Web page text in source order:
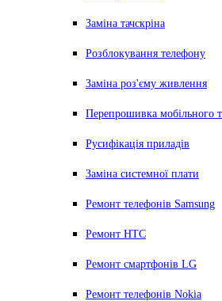
Заміна тачскріна
Розблокування телефону
Заміна роз'єму живлення
Перепрошивка мобільного
Русифікація приладів
Заміна системної плати
Ремонт телефонів Samsung
Ремонт HTC
Ремонт смартфонів LG
Ремонт телефонів Nokia